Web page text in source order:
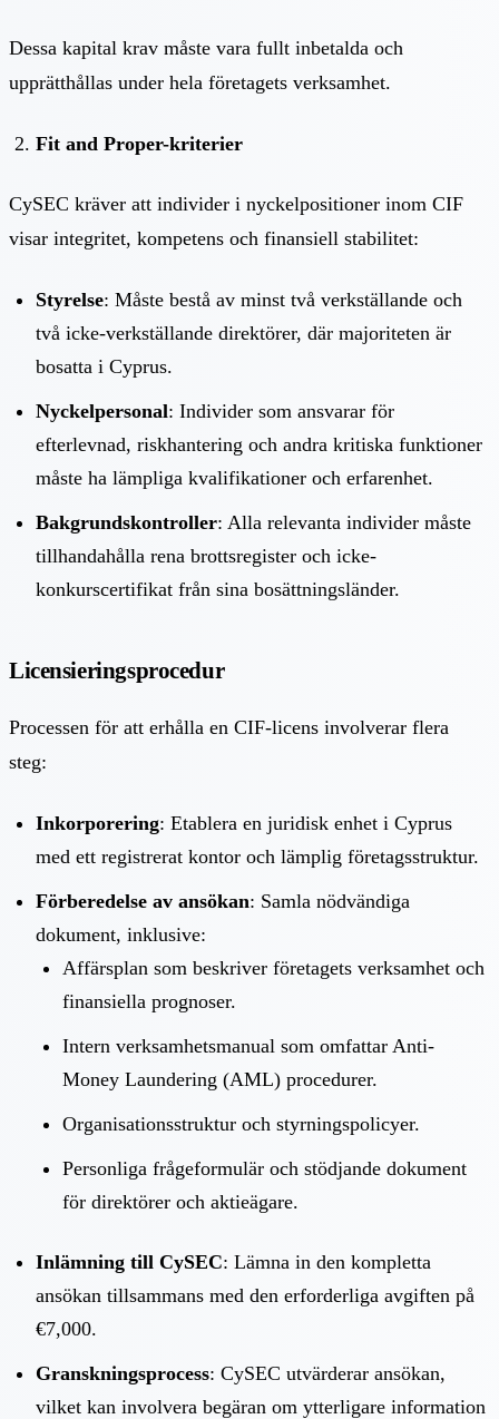
Dessa kapital krav måste vara fullt inbetalda och
upprätthållas under hela företagets verksamhet.
Fit and Proper-kriterier
CySEC kräver att individer i nyckelpositioner inom CIF
visar integritet, kompetens och finansiell stabilitet:
Styrelse: Måste bestå av minst två verkställande och
två icke-verkställande direktörer, där majoriteten är
bosatta i Cyprus.
Nyckelpersonal: Individer som ansvarar för
efterlevnad, riskhantering och andra kritiska funktioner
måste ha lämpliga kvalifikationer och erfarenhet.
Bakgrundskontroller: Alla relevanta individer måste
tillhandahålla rena brottsregister och icke-
konkurscertifikat från sina bosättningsländer.
Licensieringsprocedur
Processen för att erhålla en CIF-licens involverar flera
steg:
Inkorporering: Etablera en juridisk enhet i Cyprus
med ett registrerat kontor och lämplig företagsstruktur.
Förberedelse av ansökan: Samla nödvändiga
dokument, inklusive:
Affärsplan som beskriver företagets verksamhet och
finansiella prognoser.
Intern verksamhetsmanual som omfattar Anti-
Money Laundering (AML) procedurer.
Organisationsstruktur och styrningspolicyer.
Personliga frågeformulär och stödjande dokument
för direktörer och aktieägare.
Inlämning till CySEC: Lämna in den kompletta
ansökan tillsammans med den erforderliga avgiften på
€7,000.
Granskningsprocess: CySEC utvärderar ansökan,
vilket kan involvera begäran om ytterligare information